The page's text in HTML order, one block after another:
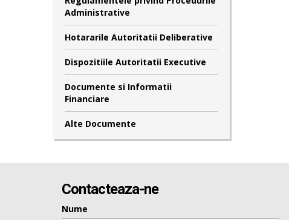
Administrative
Hotararile Autoritatii Deliberative
Dispozitiile Autoritatii Executive
Documente si Informatii
Financiare
Alte Documente
Contacteaza-ne
Nume